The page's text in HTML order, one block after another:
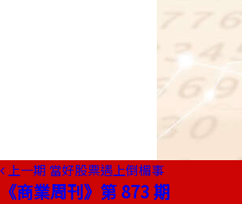
上一期 當好股票遇上倒楣事
《商業周刊》第 873 期